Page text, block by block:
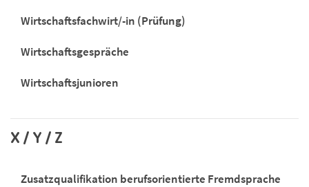
Wirtschaftsfachwirt/-in (Prüfung)
Wirtschaftsgespräche
Wirtschaftsjunioren
X / Y / Z
Zusatzqualifikation berufsorientierte Fremdsprache